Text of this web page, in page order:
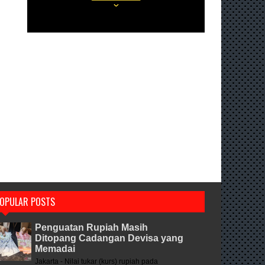
POSTS
Penguatan Rupiah Masih
Ditopang Cadangan Devisa yang
Memadai
Jakarta - Nilai tukar (kurs) rupiah pada